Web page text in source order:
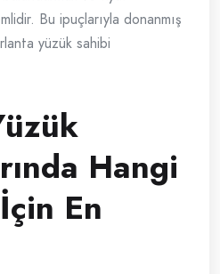
Bu ipuçlarıyla donanmış
yüzük sahibi
Hangi
En